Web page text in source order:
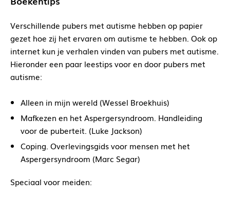
Verschillende pubers met autisme hebben op papier
gezet hoe zij het ervaren om autisme te hebben. Ook op
internet kun je verhalen vinden van pubers met autisme.
Hieronder een paar leestips voor en door pubers met
autisme:
Alleen in mijn wereld (Wessel Broekhuis)
Mafkezen en het Aspergersyndroom. Handleiding
voor de puberteit. (Luke Jackson)
Coping. Overlevingsgids voor mensen met het
Aspergersyndroom (Marc Segar)
Speciaal voor meiden: